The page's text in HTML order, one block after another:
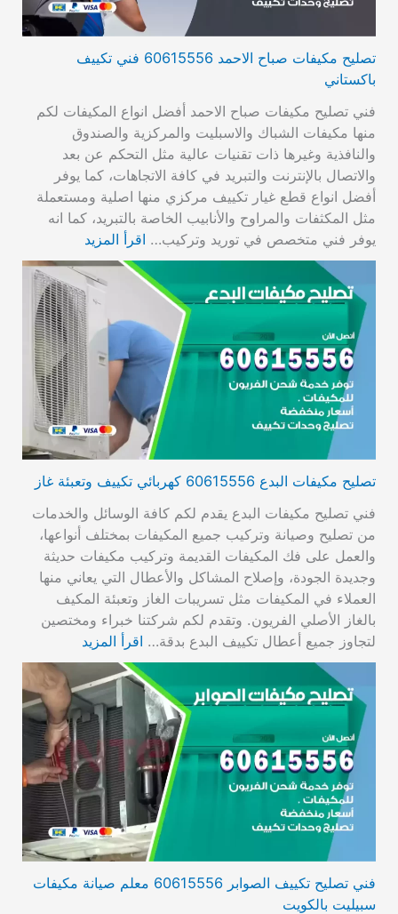
تصليح مكيفات صباح الاحمد 60615556 فني تكييف
باكستاني
فني تصليح مكيفات صباح الاحمد أفضل انواع المكيفات لكم
منها مكيفات الشباك والاسبليت والمركزية والصندوق
والنافذية وغيرها ذات تقنيات عالية مثل التحكم عن بعد
والاتصال بالإنترنت والتبريد في كافة الاتجاهات، كما يوفر
أفضل انواع قطع غيار تكييف مركزي منها اصلية ومستعملة
مثل المكثفات والمراوح والأنابيب الخاصة بالتبريد، كما انه
يوفر فني متخصص في توريد وتركيب… اقرأ المزيد
تصليح مكيفات البدع 60615556 كهربائي تكييف وتعبئة غاز
فني تصليح مكيفات البدع يقدم لكم كافة الوسائل والخدمات
من تصليح وصيانة وتركيب جميع المكيفات بمختلف أنواعها،
والعمل على فك المكيفات القديمة وتركيب مكيفات حديثة
وجديدة الجودة، وإصلاح المشاكل والأعطال التي يعاني منها
العملاء في المكيفات مثل تسريبات الغاز وتعبئة المكيف
بالغاز الأصلي الفريون. وتقدم لكم شركتنا خبراء ومختصين
لتجاوز جميع أعطال تكييف البدع بدقة… اقرأ المزيد
فني تصليح تكييف الصوابر 60615556 معلم صيانة مكيفات
سبيليت بالكويت